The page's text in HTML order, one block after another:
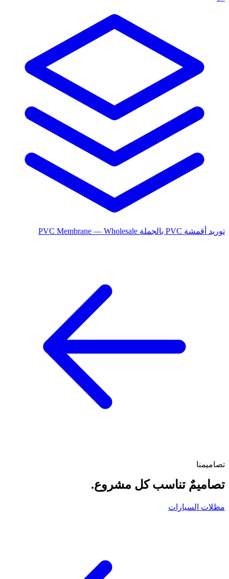
توريد أقمشة PVC بالجملة PVC Membrane — Wholesale
تصاميمنا
تصاميمٌ تناسب كل مشروع.
مظلات السيارات